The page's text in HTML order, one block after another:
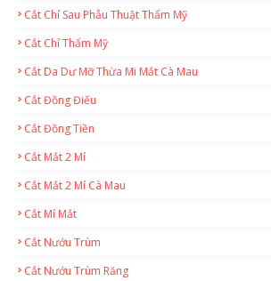
Cắt Chỉ Sau Phẫu Thuật Thẩm Mỹ
Cắt Chỉ Thẩm Mỹ
Cắt Da Dư Mỡ Thừa Mi Mắt Cà Mau
Cắt Đồng Điếu
Cắt Đồng Tiền
Cắt Mắt 2 Mí
Cắt Mắt 2 Mí Cà Mau
Cắt Mí Mắt
Cắt Nướu Trùm
Cắt Nướu Trùm Răng